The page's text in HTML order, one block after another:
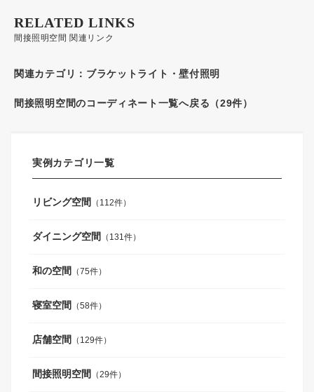
間接照明空間 関連リンク
RELATED LINKS
関連カテゴリ： ブラケットライト・壁付照明
間接照明空間のコーディネート一覧へ戻る（29件）
実例カテゴリ一覧
リビング空間 （112件）
ダイニング空間 （131件）
和の空間 （75件）
寝室空間 （58件）
店舗空間 （129件）
間接照明空間 （29件）